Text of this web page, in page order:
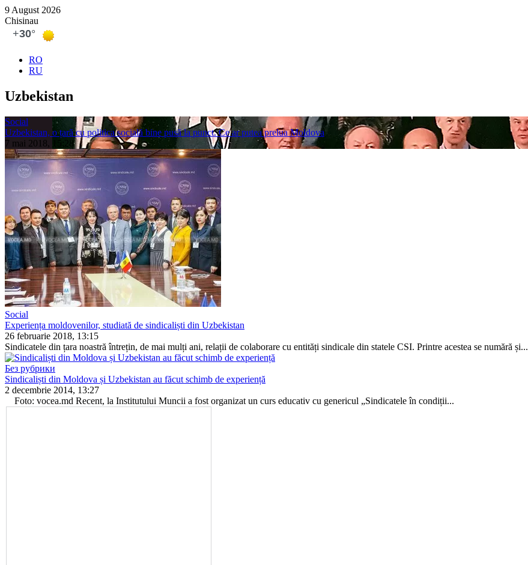
9 August 2026
Chisinau
RO
RU
Uzbekistan
Social
Uzbekistan, o țară cu politica socială bine pusă la punct. Ce ar putea prelua Moldova
7 mai 2018, 15:28
Social
Experiența moldovenilor, studiată de sindicaliști din Uzbekistan
26 februarie 2018, 13:15
Sindicatele din țara noastră întrețin, de mai mulți ani, relații de colabo­rare cu entități sindicale din state­le CSI. Printre acestea se numără și...
Без рубрики
Sindicaliști din Moldova și Uzbekistan au făcut schimb de experiență
2 decembrie 2014, 13:27
Foto: vocea.md Recent, la Institutului Muncii a fost organizat un curs educativ cu genericul „Sindicatele în condiții...